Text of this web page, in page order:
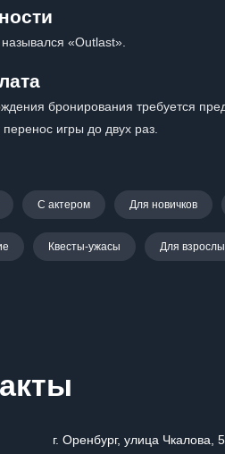
«Outlast».
бронирования требуется
перенос игры до двух раз.
С актером Для новичков
Квесты-ужасы Для
г. Оренбург, улица Чкалова,